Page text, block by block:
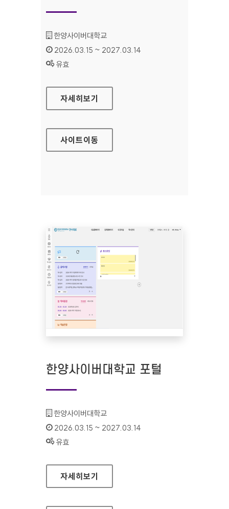
기관명 :
한양사이버대학교
인증기간 :
2026.03.15 ~ 2027.03.14
상태 :
유효
한양사이버대학교 SSO
자세히보기
사이트이동
한양사이버대학교 포털
기관명 :
한양사이버대학교
인증기간 :
2026.03.15 ~ 2027.03.14
상태 :
유효
한양사이버대학교 포털
자세히보기